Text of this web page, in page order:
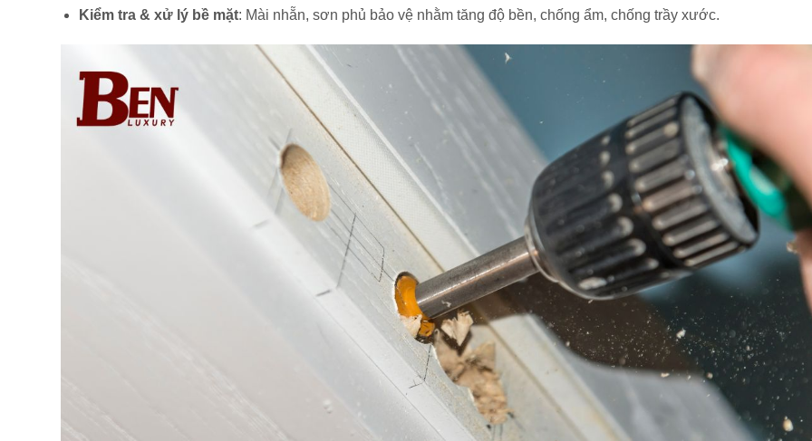
Kiểm tra & xử lý bề mặt: Mài nhẵn, sơn phủ bảo vệ nhằm tăng độ bền, chống ẩm, chống trầy xước.